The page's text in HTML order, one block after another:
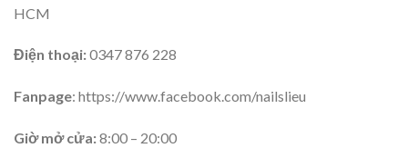
HCM
Điện thoại:0347 876 228
Fanpage: https://www.facebook.com/nailslieu
Giờ mở cửa:8:00 – 20:00